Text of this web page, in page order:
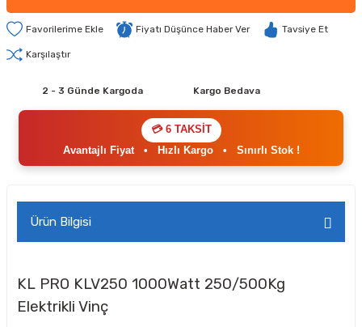
Fiyatı Düşünce Haber Ver Tavsiye Et
Karşılaştır
2 - 3 Günde Kargoda Kargo Bedava
💳 6 TAKSİT
Avantajlı Fiyat• Hızlı Kargo• Sınırlı Stok !
Ürün Bilgisi
KL PRO KLV250 1000Watt 250/500Kg
Elektrikli Vinç